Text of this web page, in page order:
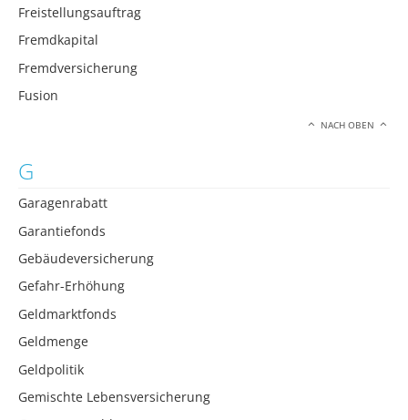
Freistellungsauftrag
Fremdkapital
Fremdversicherung
Fusion
NACH OBEN
G
Garagenrabatt
Garantiefonds
Gebäudeversicherung
Gefahr-Erhöhung
Geldmarktfonds
Geldmenge
Geldpolitik
Gemischte Lebensversicherung